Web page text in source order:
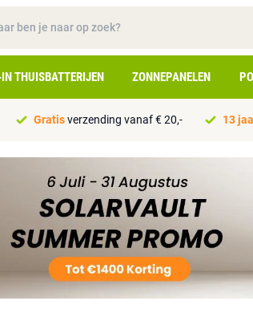
THUISBATTERIJEN ZONNEPANELEN
Gratisverzending vanaf € 20,- 13